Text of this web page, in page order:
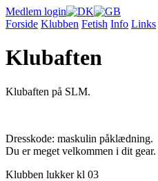
Medlem login
Forside Klubben Fetish Info Links
Klubaften
Klubaften på SLM.
Dresskode: maskulin påklædning.
Du er meget velkommen i dit gear.
Klubben lukker kl 03